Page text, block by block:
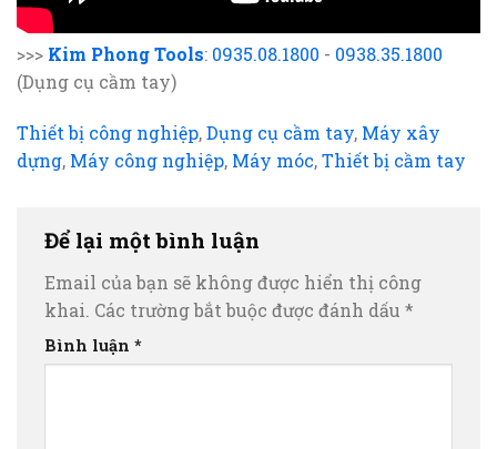
>>> Kim Phong Tools: 0935.08.1800 - 0938.35.1800
(Dụng cụ cầm tay)
Thiết bị công nghiệp,Dụng cụ cầm tay, Máy xây
dựng, Máy công nghiệp, Máy móc,Thiết bị cầm tay
Để lại một bình luận
Email của bạn sẽ không được hiển thị công
khai. Các trường bắt buộc được đánh dấu *
Bình luận *